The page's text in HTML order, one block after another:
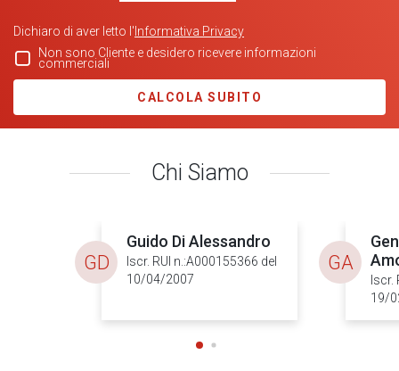
Dichiaro di aver letto l' Informativa Privacy
Non sono Cliente e desidero ricevere informazioni
commerciali
CALCOLA SUBITO
Chi Siamo
Guido Di Alessandro
Iscr. RUI n.:A000155366 del
10/04/2007
GD
Iscr.
19/
GA